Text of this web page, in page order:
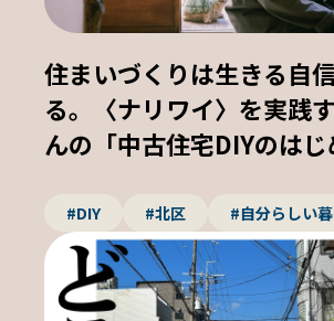
住まいづくりは生きる自
る。〈ナリワイ〉を実践
んの「中古住宅DIYのはじ
#DIY #北区 #自分らしい